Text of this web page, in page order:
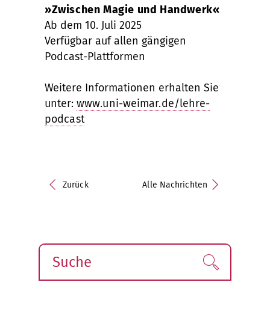
»Zwischen Magie und Handwerk«
Ab dem 10. Juli 2025
Verfügbar auf allen gängigen
Podcast-Plattformen
Weitere Informationen erhalten Sie
unter: www.uni-weimar.de/lehre-
podcast
Zurück Alle Nachrichten
Suche Finden!